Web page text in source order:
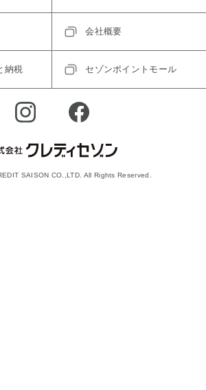
会社概要
納税 セゾンポイントモール
SAISON CO.,LTD. All Rights Reserved.